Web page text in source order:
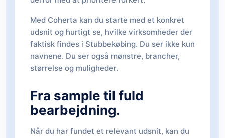
Med Coherta kan du starte med et konkret
udsnit og hurtigt se, hvilke virksomheder der
faktisk findes i Stubbekøbing. Du ser ikke kun
navnene. Du ser også mønstre, brancher,
størrelse og muligheder.
Fra sample til fuld
bearbejdning.
Når du har fundet et relevant udsnit, kan du